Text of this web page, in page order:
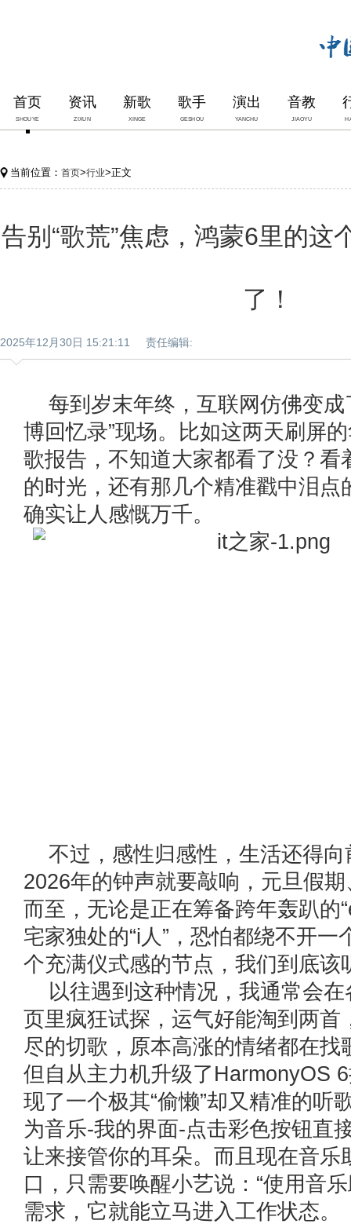
首页
SHOUYE
资讯
ZIXUN
新歌
XINGE
歌手
GESHOU
演出
YANCHU
音教
JIAOYU
当前位置： 首页>行业>正文
告别“歌荒”焦虑，鸿蒙6里的这
了！
2025年12月30日 15:21:11 责任编辑:
每到岁末年终，互联网仿佛变成
博回忆录”现场。比如这两天刷屏
歌报告，不知道大家都看了没？看
的时光，还有那几个精准戳中泪点
确实让人感慨万千。
不过，感性归感性，生活还得
2026年的钟声就要敲响，元旦假
而至，无论是正在筹备跨年轰趴的
宅家独处的“i人”，恐怕都绕不开一
个充满仪式感的节点，我们到底该
以往遇到这种情况，我通常会
页里疯狂试探，运气好能淘到两首
尽的切歌，原本高涨的情绪都在找
但自从主力机升级了HarmonyOS
现了一个极其“偷懒”却又精准的
为音乐-我的界面-点击彩色按钮直
让来接管你的耳朵。而且现在音乐
口，只需要唤醒小艺说：“使用音
需求，它就能立马进入工作状态。